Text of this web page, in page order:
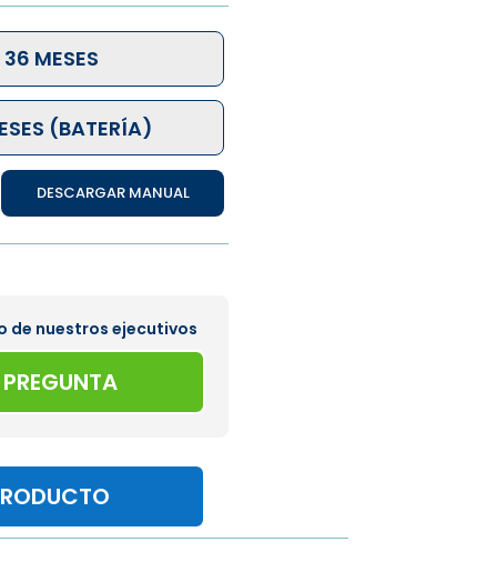
MESES
(BATERÍA)
DESCARGAR MANUAL
de nuestros ejecutivos